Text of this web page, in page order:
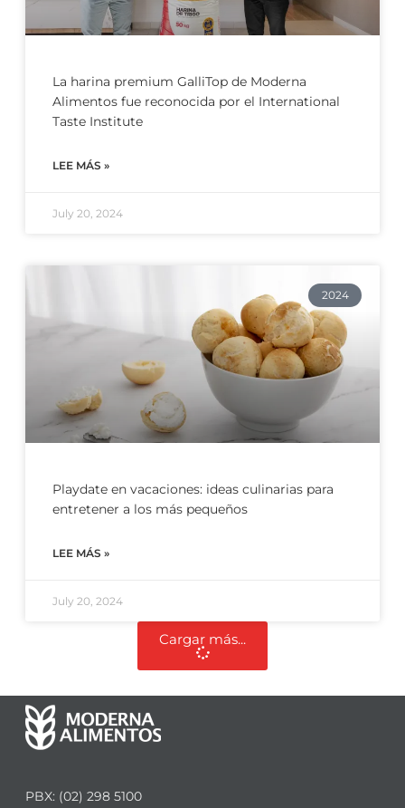
La harina premium GalliTop de Moderna
Alimentos fue reconocida por el International
Taste Institute
LEE MÁS »
July 20, 2024
2024
Playdate en vacaciones: ideas culinarias para
entretener a los más pequeños
LEE MÁS »
July 20, 2024
Cargar más...
PBX: (02) 298 5100